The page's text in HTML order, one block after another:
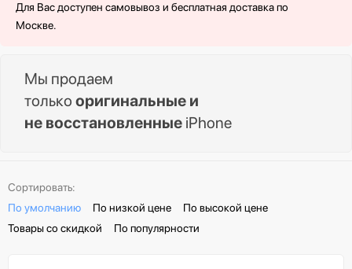
Для Вас доступен самовывоз и бесплатная доставка по
Москве.
Мы продаем
только оригинальные и
не восстановленные iPhone
Сортировать:
По умолчанию
По низкой цене
По высокой цене
Товары со скидкой
По популярности